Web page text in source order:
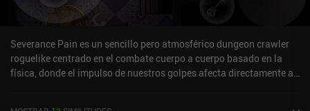
Severance Pain es un sencillo pero atmosférico dungeon crawler
roguelike centrado en el combate cuerpo a cuerpo basado en la
física, donde el impulso de nuestros golpes afecta directamente al